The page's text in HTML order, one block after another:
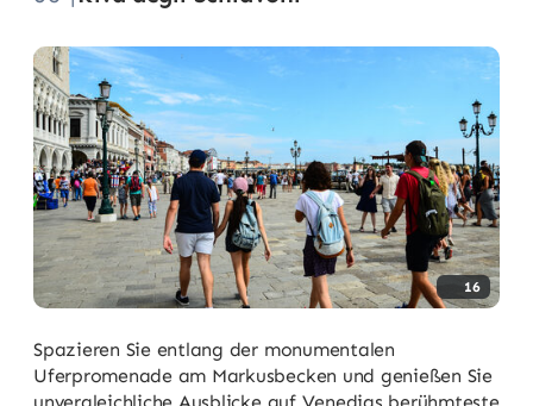
16
Spazieren Sie entlang der monumentalen
Uferpromenade am Markusbecken und genießen Sie